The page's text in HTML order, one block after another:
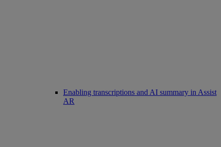
Enabling transcriptions and AI summary in Assist
AR